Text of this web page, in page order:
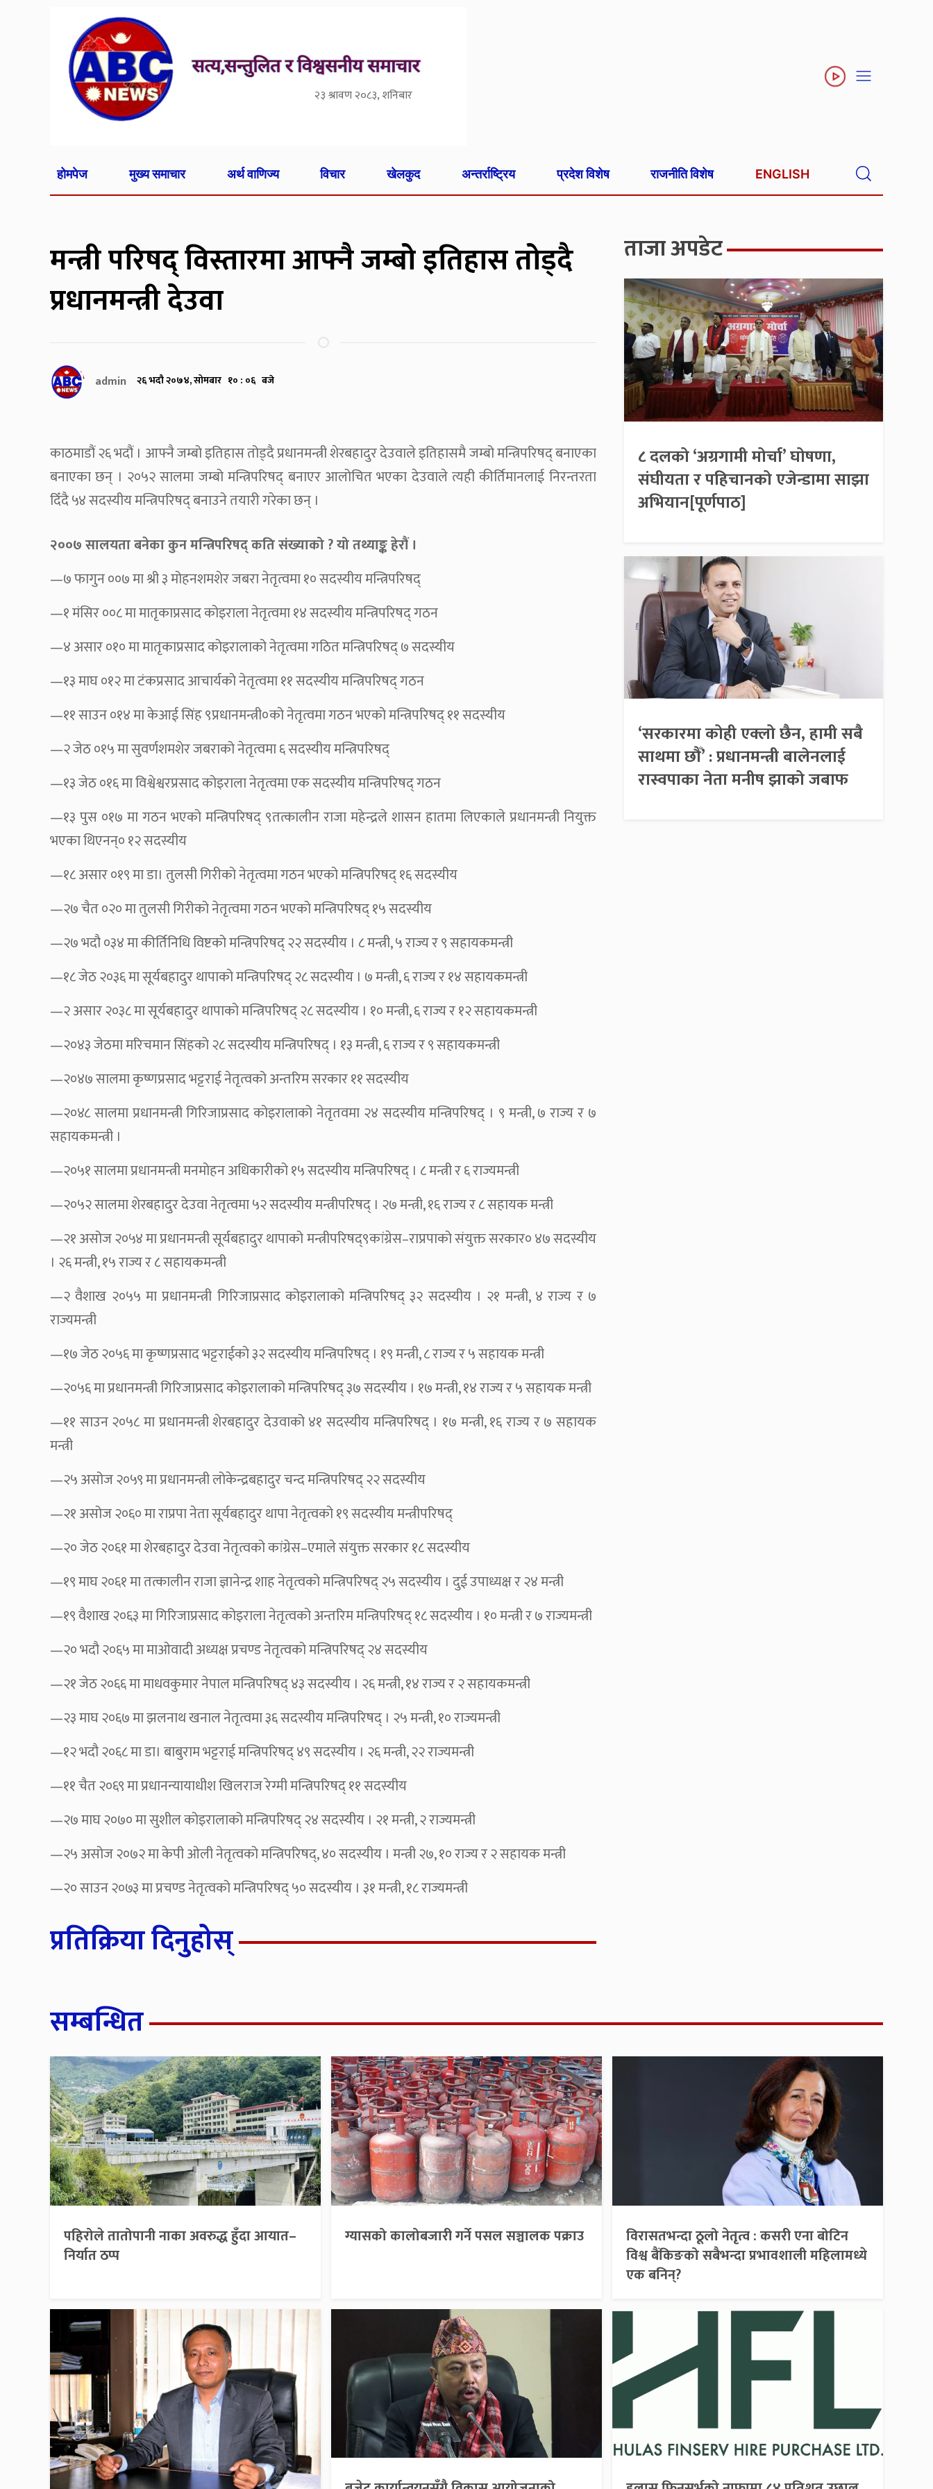
२३ श्रावण २०८३, शनिबार
होमपेज मुख्य समाचार अर्थ वाणिज्य विचार खेलकुद अन्तर्राष्ट्रिय प्रदेश विशेष राजनीति विशेष ENGLISH
मन्त्री परिषद् विस्तारमा आफ्नै जम्बो इतिहास तोड्दै
प्रधानमन्त्री देउवा
admin २६ भदौ २०७४, सोमबार १० : ०६ बजे
काठमाडौं २६ भदौं । आफ्नै जम्बो इतिहास तोड्दै प्रधानमन्त्री शेरबहादुर देउवाले इतिहासमै जम्बो मन्त्रिपरिषद् बनाएका
बनाएका छन् । २०५२ सालमा जम्बो मन्त्रिपरिषद् बनाएर आलोचित भएका देउवाले त्यही कीर्तिमानलाई निरन्तरता
दिँदै ५४ सदस्यीय मन्त्रिपरिषद् बनाउने तयारी गरेका छन् ।
२००७ सालयता बनेका कुन मन्त्रिपरिषद् कति संख्याको ? यो तथ्याङ्क हेरौं ।
—७ फागुन ००७ मा श्री ३ मोहनशमशेर जबरा नेतृत्वमा १० सदस्यीय मन्त्रिपरिषद्
—१ मंसिर ००८ मा मातृकाप्रसाद कोइराला नेतृत्वमा १४ सदस्यीय मन्त्रिपरिषद् गठन
—४ असार ०१० मा मातृकाप्रसाद कोइरालाको नेतृत्वमा गठित मन्त्रिपरिषद् ७ सदस्यीय
—१३ माघ ०१२ मा टंकप्रसाद आचार्यको नेतृत्वमा ११ सदस्यीय मन्त्रिपरिषद् गठन
—११ साउन ०१४ मा केआई सिंह ९प्रधानमन्त्री०को नेतृत्वमा गठन भएको मन्त्रिपरिषद् ११ सदस्यीय
—२ जेठ ०१५ मा सुवर्णशमशेर जबराको नेतृत्वमा ६ सदस्यीय मन्त्रिपरिषद्
—१३ जेठ ०१६ मा विश्वेश्वरप्रसाद कोइराला नेतृत्वमा एक सदस्यीय मन्त्रिपरिषद् गठन
—१३ पुस ०१७ मा गठन भएको मन्त्रिपरिषद् ९तत्कालीन राजा महेन्द्रले शासन हातमा लिएकाले प्रधानमन्त्री नियुक्त
भएका थिएनन्० १२ सदस्यीय
—१८ असार ०१९ मा डा। तुलसी गिरीको नेतृत्वमा गठन भएको मन्त्रिपरिषद् १६ सदस्यीय
—२७ चैत ०२० मा तुलसी गिरीको नेतृत्वमा गठन भएको मन्त्रिपरिषद् १५ सदस्यीय
—२७ भदौ ०३४ मा कीर्तिनिधि विष्टको मन्त्रिपरिषद् २२ सदस्यीय । ८ मन्त्री, ५ राज्य र ९ सहायकमन्त्री
—१८ जेठ २०३६ मा सूर्यबहादुर थापाको मन्त्रिपरिषद् २८ सदस्यीय । ७ मन्त्री, ६ राज्य र १४ सहायकमन्त्री
—२ असार २०३८ मा सूर्यबहादुर थापाको मन्त्रिपरिषद् २८ सदस्यीय । १० मन्त्री, ६ राज्य र १२ सहायकमन्त्री
—२०४३ जेठमा मरिचमान सिंहको २८ सदस्यीय मन्त्रिपरिषद् । १३ मन्त्री, ६ राज्य र ९ सहायकमन्त्री
—२०४७ सालमा कृष्णप्रसाद भट्टराई नेतृत्वको अन्तरिम सरकार ११ सदस्यीय
—२०४८ सालमा प्रधानमन्त्री गिरिजाप्रसाद कोइरालाको नेतृतवमा २४ सदस्यीय मन्त्रिपरिषद् । ९ मन्त्री, ७ राज्य र ७
सहायकमन्त्री ।
—२०५१ सालमा प्रधानमन्त्री मनमोहन अधिकारीको १५ सदस्यीय मन्त्रिपरिषद् । ८ मन्त्री र ६ राज्यमन्त्री
—२०५२ सालमा शेरबहादुर देउवा नेतृत्वमा ५२ सदस्यीय मन्त्रीपरिषद् । २७ मन्त्री, १६ राज्य र ८ सहायक मन्त्री
—२१ असोज २०५४ मा प्रधानमन्त्री सूर्यबहादुर थापाको मन्त्रीपरिषद्९कांग्रेस–राप्रपाको संयुक्त सरकार० ४७ सदस्यीय
। २६ मन्त्री, १५ राज्य र ८ सहायकमन्त्री
—२ वैशाख २०५५ मा प्रधानमन्त्री गिरिजाप्रसाद कोइरालाको मन्त्रिपरिषद् ३२ सदस्यीय । २१ मन्त्री, ४ राज्य र ७
राज्यमन्त्री
—१७ जेठ २०५६ मा कृष्णप्रसाद भट्टराईको ३२ सदस्यीय मन्त्रिपरिषद् । १९ मन्त्री, ८ राज्य र ५ सहायक मन्त्री
—२०५६ मा प्रधानमन्त्री गिरिजाप्रसाद कोइरालाको मन्त्रिपरिषद् ३७ सदस्यीय । १७ मन्त्री, १४ राज्य र ५ सहायक मन्त्री
—११ साउन २०५८ मा प्रधानमन्त्री शेरबहादुर देउवाको ४१ सदस्यीय मन्त्रिपरिषद् । १७ मन्त्री, १६ राज्य र ७ सहायक
मन्त्री
—२५ असोज २०५९ मा प्रधानमन्त्री लोकेन्द्रबहादुर चन्द मन्त्रिपरिषद् २२ सदस्यीय
—२१ असोज २०६० मा राप्रपा नेता सूर्यबहादुर थापा नेतृत्वको १९ सदस्यीय मन्त्रीपरिषद्
—२० जेठ २०६१ मा शेरबहादुर देउवा नेतृत्वको कांग्रेस–एमाले संयुक्त सरकार १८ सदस्यीय
—१९ माघ २०६१ मा तत्कालीन राजा ज्ञानेन्द्र शाह नेतृत्वको मन्त्रिपरिषद् २५ सदस्यीय । दुई उपाध्यक्ष र २४ मन्त्री
—१९ वैशाख २०६३ मा गिरिजाप्रसाद कोइराला नेतृत्वको अन्तरिम मन्त्रिपरिषद् १८ सदस्यीय । १० मन्त्री र ७ राज्यमन्त्री
—२० भदौ २०६५ मा माओवादी अध्यक्ष प्रचण्ड नेतृत्वको मन्त्रिपरिषद् २४ सदस्यीय
—२१ जेठ २०६६ मा माधवकुमार नेपाल मन्त्रिपरिषद् ४३ सदस्यीय । २६ मन्त्री, १४ राज्य र २ सहायकमन्त्री
—२३ माघ २०६७ मा झलनाथ खनाल नेतृत्वमा ३६ सदस्यीय मन्त्रिपरिषद् । २५ मन्त्री, १० राज्यमन्त्री
—१२ भदौ २०६८ मा डा। बाबुराम भट्टराई मन्त्रिपरिषद् ४९ सदस्यीय । २६ मन्त्री, २२ राज्यमन्त्री
—११ चैत २०६९ मा प्रधानन्यायाधीश खिलराज रेग्मी मन्त्रिपरिषद् ११ सदस्यीय
—२७ माघ २०७० मा सुशील कोइरालाको मन्त्रिपरिषद् २४ सदस्यीय । २१ मन्त्री, २ राज्यमन्त्री
—२५ असोज २०७२ मा केपी ओली नेतृत्वको मन्त्रिपरिषद्, ४० सदस्यीय । मन्त्री २७, १० राज्य र २ सहायक मन्त्री
—२० साउन २०७३ मा प्रचण्ड नेतृत्वको मन्त्रिपरिषद् ५० सदस्यीय । ३१ मन्त्री, १८ राज्यमन्त्री
प्रतिक्रिया दिनुहोस्
ताजा अपडेट
८ दलको ‘अग्रगामी मोर्चा’ घोषणा,
संघीयता र पहिचानको एजेन्डामा साझा
अभियान[पूर्णपाठ]
‘सरकारमा कोही एक्लो छैन, हामी सबै
साथमा छौँ’ : प्रधानमन्त्री बालेनलाई
रास्वपाका नेता मनीष झाको जबाफ
सम्बन्धित
पहिरोले तातोपानी नाका अवरुद्ध हुँदा आयात–
निर्यात ठप्प
ग्यासको कालोबजारी गर्ने पसल सञ्चालक पक्राउ
विरासतभन्दा ठूलो नेतृत्व : कसरी एना बोटिन
विश्व बैंकिङको सबैभन्दा प्रभावशाली महिलामध्ये
एक बनिन्?